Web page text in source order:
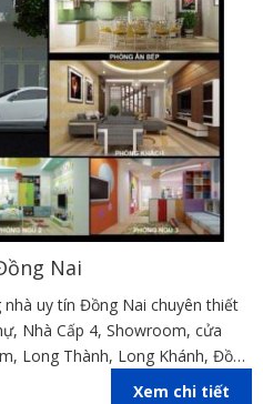
Nai
uy tín Đồng Nai chuyên thiết
Nhà Cấp 4, Showroom, cửa
Long Thành, Long Khánh, Đồng
Xem chi tiết